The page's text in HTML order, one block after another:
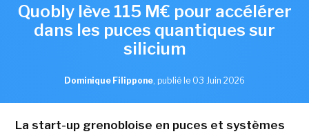
Quobly lève 115 M€ pour accélérer
dans les puces quantiques sur
silicium
Dominique Filippone, publié le 03 Juin 2026
La start-up grenobloise en puces et systèmes